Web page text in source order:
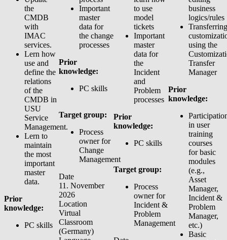
the
CMDB
with
IMAC
services.
Lern how
use and
define the
relations
of the
CMDB in
USU
Service
Management.
Lern to
maintain
the most
important
master
data.
Prior
knowledge:
PC skills
Important
master
data for
the change
processes
Prior
knowledge:
PC skills
Target group:
Process
owner for
Change
Management
Date
11. November
2026
Location
Virtual
Classroom
(Germany)
to use
model
tickets
Important
master
data for
the
Incident
and
Problem
processes
Prior
knowledge:
PC skills
Target group:
Process
owner for
Incident &
Problem
Management
business
logics/rules
Transferring
using the
Transfer
Manager
Prior
knowledge:
in user
training
courses
for basic
modules
(e.g.,
Asset
Manager,
Incident &
Problem
Manager,
etc.)
Basic